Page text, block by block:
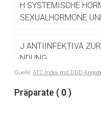
H SYSTEMISCHE
SEXUALHORMONE
J ANTIINFEKTIVA
NDUNG
J01 ANTIBIOTIKA
ANWENDUNG
Quelle: ATC-Index mit DDD-
Präparate ( 0 )